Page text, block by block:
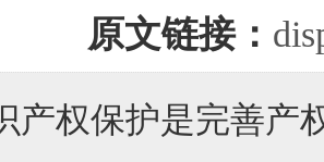
原文链接：
产权保护是完善产